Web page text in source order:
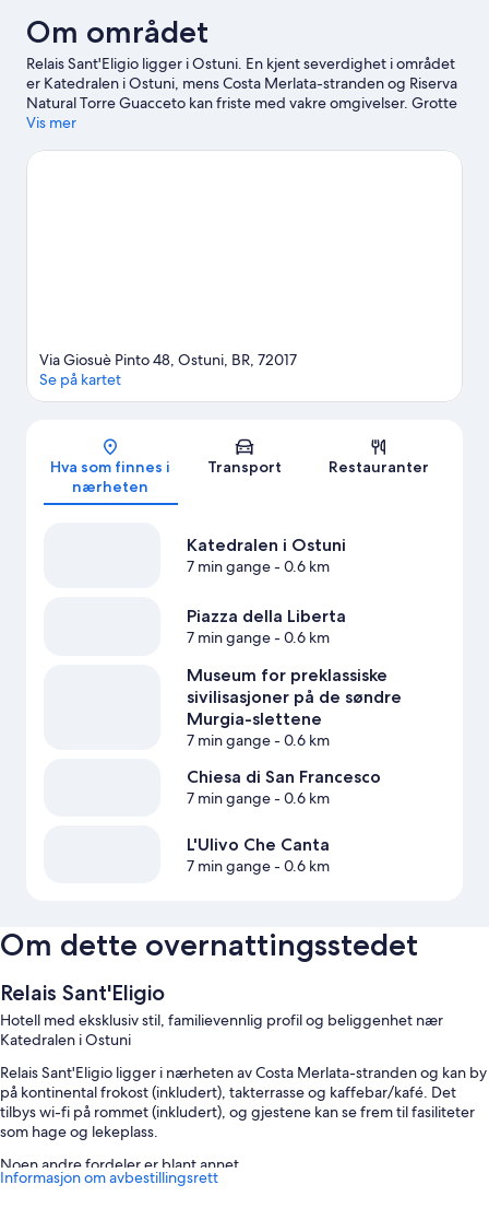
Om området
Relais Sant'Eligio ligger i Ostuni. En kjent severdighet i området
er Katedralen i Ostuni, mens Costa Merlata-stranden og Riserva
Natural Torre Guacceto kan friste med vakre omgivelser. Grotte
di Castellana er et annet anbefalt sted å besøke. Benytt også
til fots eller med sykkel mens du er her.
Vis mer
Kart
Via Giosuè Pinto 48, Ostuni, BR, 72017
Se på kartet
Hva som finnes i
nærheten
Transport Restauranter
Katedralen i Ostuni
7 min gange- 0.6 km
Piazza della Liberta
7 min gange- 0.6 km
Museum for preklassiske
sivilisasjoner på de søndre
Murgia-slettene
7 min gange- 0.6 km
Chiesa di San Francesco
7 min gange- 0.6 km
L'Ulivo Che Canta
7 min gange- 0.6 km
Om dette overnattingsstedet
Relais Sant'Eligio
Hotell med eksklusiv stil, familievennlig profil og beliggenhet nær
Katedralen i Ostuni
Relais Sant'Eligio ligger i nærheten av Costa Merlata-stranden og kan by
på kontinental frokost (inkludert), takterrasse og kaffebar/kafé. Det
tilbys wi-fi på rommet (inkludert), og gjestene kan se frem til fasiliteter
som hage og lekeplass.
Noen andre fordeler er blant annet
Informasjon om avbestillingsrett